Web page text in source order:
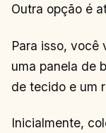
Outra opção é
Para isso, você
uma panela de
de tecido e um
Inicialmente,